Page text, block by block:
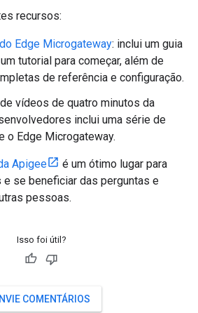
recursos:
Edge Microgateway: inclui um guia
tutorial para começar, além de
de referência e configuração.
vídeos de quatro minutos da
inclui uma série de
o Edge Microgateway.
Apigee
é um ótimo lugar para
se beneficiar das perguntas e
pessoas.
Isso foi útil?
COMENTÁRIOS